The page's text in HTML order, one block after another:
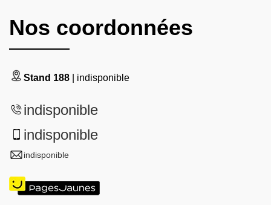
Nos coordonnées
Stand 188 | indisponible
indisponible
indisponible
indisponible